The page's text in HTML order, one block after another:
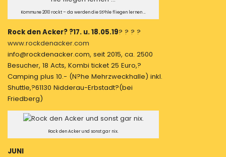
Kommune 2010 rockt – da werden die St?hle fliegen lernen …
Rock den Acker? ?17. u. 18.05.19? ? ? ?
www.rockdenacker.com
info@rockdenacker.com, seit 2015, ca. 2500
Besucher, 18 Acts, Kombi ticket 25 Euro,?
Camping plus 10.- (N?he Mehrzweckhalle) inkl.
Shuttle,?61130 Nidderau-Erbstadt?(bei
Friedberg)
Rock den Acker und sonst gar nix.
JUNI